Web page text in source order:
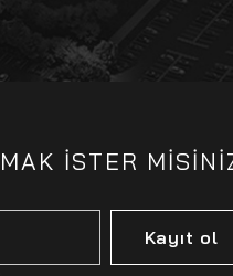
İSTER
Kayıt ol